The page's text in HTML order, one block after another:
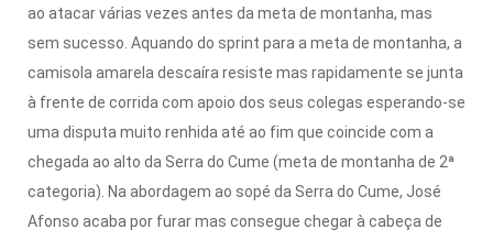
ao atacar várias vezes antes da meta de montanha, mas
sem sucesso. Aquando do sprint para a meta de montanha, a
camisola amarela descaíra resiste mas rapidamente se junta
à frente de corrida com apoio dos seus colegas esperando-se
uma disputa muito renhida até ao fim que coincide com a
chegada ao alto da Serra do Cume (meta de montanha de 2ª
categoria). Na abordagem ao sopé da Serra do Cume, José
Afonso acaba por furar mas consegue chegar à cabeça de